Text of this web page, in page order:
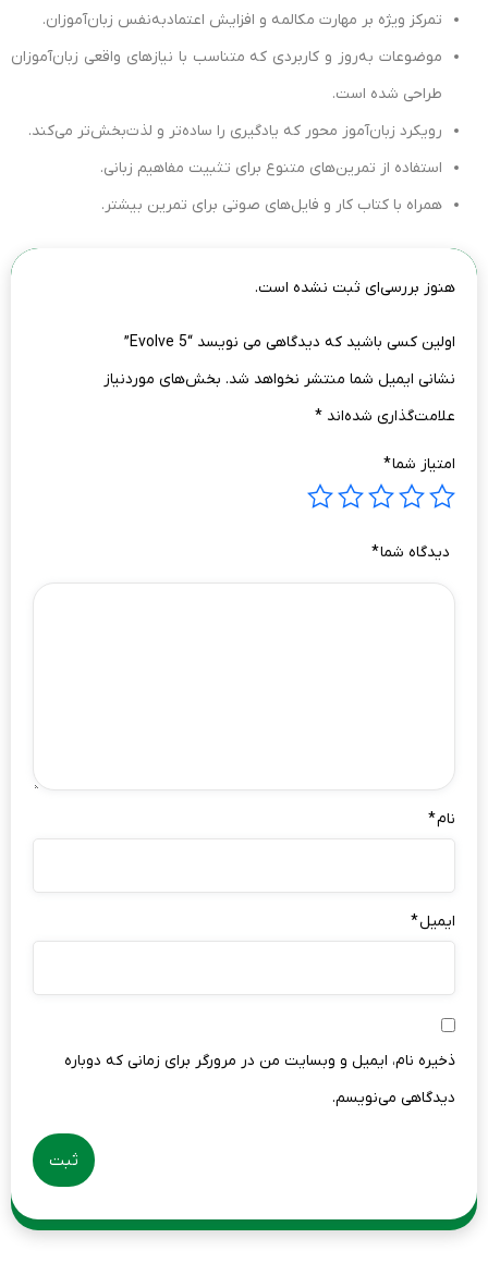
تمرکز ویژه بر مهارت مکالمه و افزایش اعتمادبه‌نفس زبان‌آموزان.
موضوعات به‌روز و کاربردی که متناسب با نیازهای واقعی زبان‌آموزان
طراحی شده است.
رویکرد زبان‌آموز محور که یادگیری را ساده‌تر و لذت‌بخش‌تر می‌کند.
استفاده از تمرین‌های متنوع برای تثبیت مفاهیم زبانی.
همراه با کتاب کار و فایل‌های صوتی برای تمرین بیشتر.
هنوز بررسی‌ای ثبت نشده است.
اولین کسی باشید که دیدگاهی می نویسد “Evolve 5”
نشانی ایمیل شما منتشر نخواهد شد. بخش‌های موردنیاز
علامت‌گذاری شده‌اند *
امتیاز شما*
دیدگاه شما*
نام*
ایمیل*
ذخیره نام، ایمیل و وبسایت من در مرورگر برای زمانی که دوباره
دیدگاهی می‌نویسم.